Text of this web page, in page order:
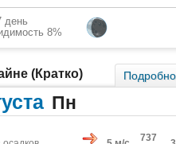
день
8%
(Кратко) Подробно
Пн
737